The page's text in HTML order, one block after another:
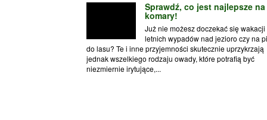
Sprawdź, co jest najlepsze na
komary!
Już nie możesz doczekać się wakacji
letnich wypadów nad jezioro czy na
do lasu? Te i inne przyjemności skutecznie uprzykrzają
jednak wszelkiego rodzaju owady, które potrafią być
niezmiernie irytujące,...